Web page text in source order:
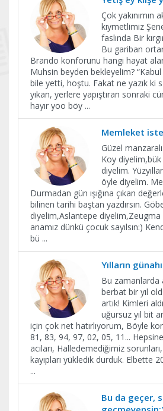
Çok yakınımın
kıymetlimiz
faslında Bir
Bu gariban
Brando konforunu hangi hayat
Muhsin beyden bekleyelim?
bile yetti, hoştu. Fakat ne yazık ki
yıkan, yerlere yapıştıran sonraki
hayır yoo böy ...
Memleket
Güzel
Koy
diyelim.
öyle diyelim.
Durmadan gün ışığına çıkan
bilinen tarihi baştan yazdırsın.
diyelim,Aslantepe diyelim,Zeugma
anamız dünkü çocuk sayılsın:)
bü ...
Yılların
Bu zamanlarda
berbat bir yıl
artık! Kimleri
uğursuz yıl bit
için çok net hatırlıyorum, Böyle
81, 83, 94, 97, 02, 05, 11...
acıları, Halledemediğimiz
kayıpları yükledik durduk. Elbette
...
Bu da geçer,